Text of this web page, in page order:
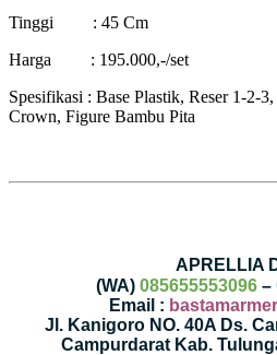
Tinggi : 45 Cm
Harga : 195.000,-/set
Spesifikasi : Base Plastik, Reser 1-2-
Crown, Figure Bambu Pita
APRELLIA
(WA) 085655553096 –
Email :
Jl. Kanigoro NO. 40A Ds.
Campurdarat Kab.